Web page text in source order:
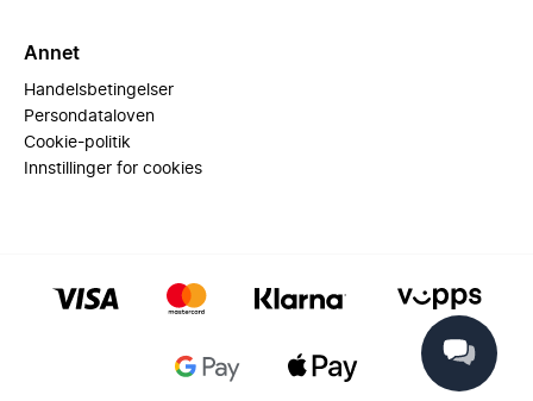
Annet
Handelsbetingelser
Persondataloven
Cookie-politik
Innstillinger for cookies